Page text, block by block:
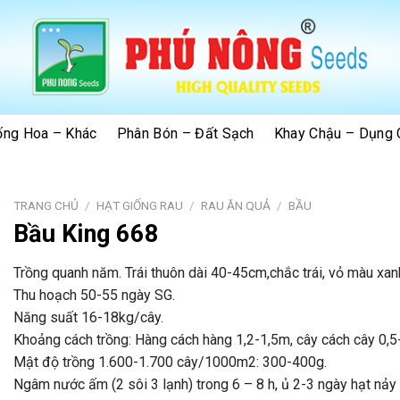
Hoa – Khác Phân Bón – Đất Sạch Khay Chậu – Dụng
TRANG CHỦ / HẠT GIỐNG RAU / RAU ĂN QUẢ / BẦU
Bầu King 668
Trồng quanh năm. Trái thuôn dài 40-45cm,chắc trái, vỏ màu
Thu hoạch 50-55 ngày SG.
Năng suất 16-18kg/cây.
Khoảng cách trồng: Hàng cách hàng 1,2-1,5m, cây cách cây
Mật độ trồng 1.600-1.700 cây/1000m2: 300-400g.
Ngâm nước ấm (2 sôi 3 lạnh) trong 6 – 8 h, ủ 2-3 ngày hạt